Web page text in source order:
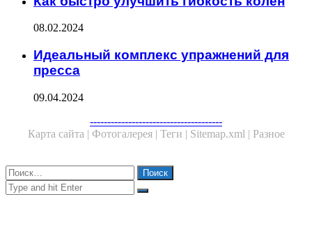
08.02.2024
Идеальный комплекс упражнений для
пресса
09.04.2024
--------------------------------------
Карта сайта | Фотогалерея | Теги | Sitemap.xml | Разное
Close
Найти:
Close
Search